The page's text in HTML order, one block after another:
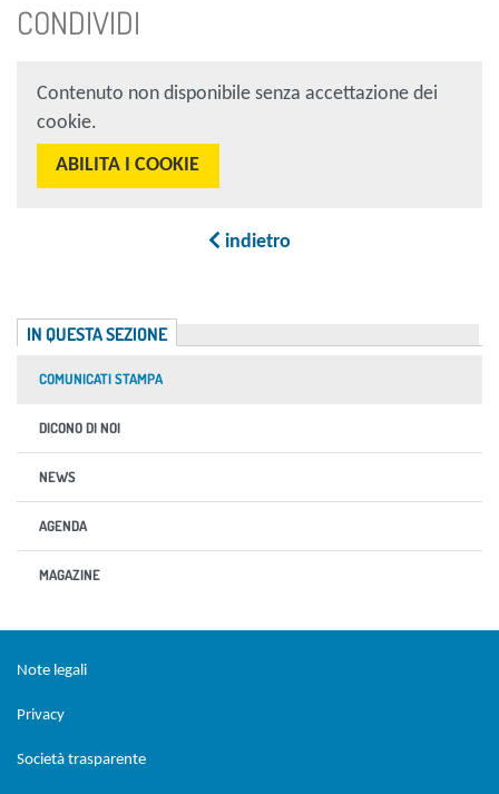
CONDIVIDI
Contenuto non disponibile senza accettazione dei
cookie.
ABILITA I COOKIE
indietro
IN QUESTA SEZIONE
COMUNICATI STAMPA
DICONO DI NOI
NEWS
AGENDA
MAGAZINE
Note legali
Privacy
Società trasparente